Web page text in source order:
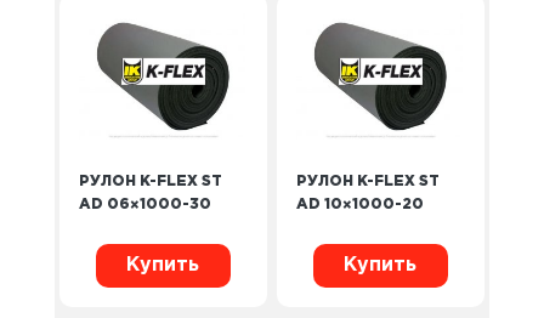
РУЛОН K-FLEX ST
AD 06×1000-30
Купить
РУЛОН K-FLEX ST
AD 10×1000-20
Купить